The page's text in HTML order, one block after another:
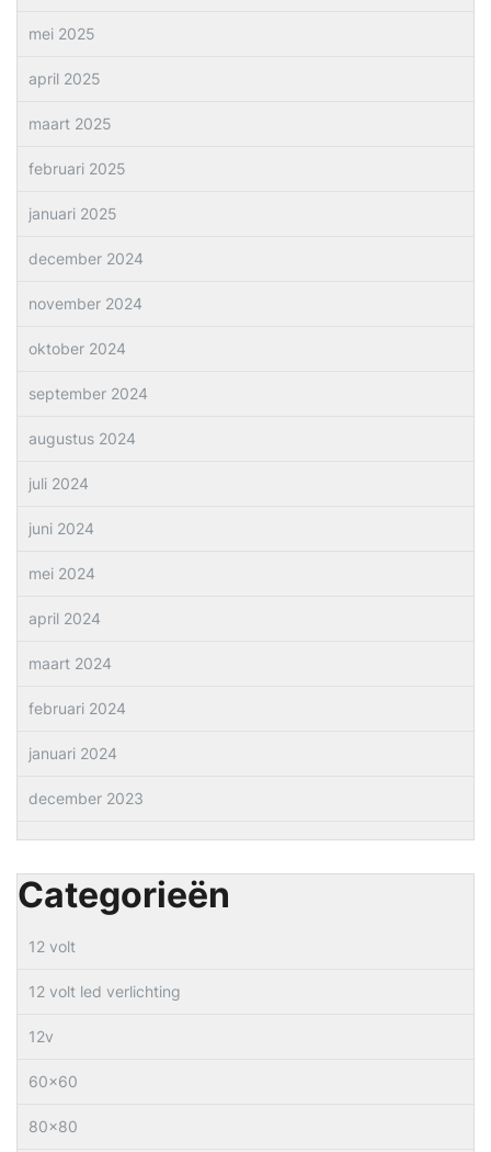
mei 2025
april 2025
maart 2025
februari 2025
januari 2025
december 2024
november 2024
oktober 2024
september 2024
augustus 2024
juli 2024
juni 2024
mei 2024
april 2024
maart 2024
februari 2024
januari 2024
december 2023
Categorieën
12 volt
12 volt led verlichting
12v
60×60
80×80